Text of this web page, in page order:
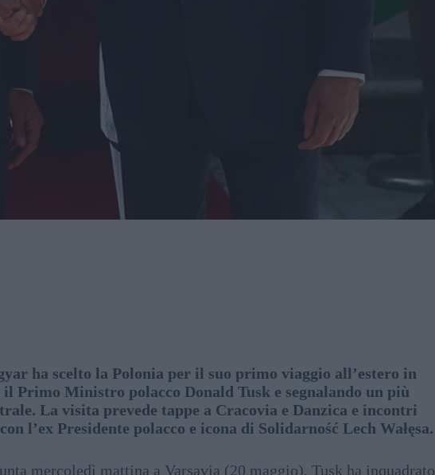
ha scelto la Polonia per il suo primo viaggio all’estero in
Primo Ministro polacco Donald Tusk e segnalando un più
La visita prevede tappe a Cracovia e Danzica e incontri
l’ex Presidente polacco e icona di Solidarność Lech Wałęsa.
mercoledì mattina a Varsavia (20 maggio), Tusk ha inquadrato